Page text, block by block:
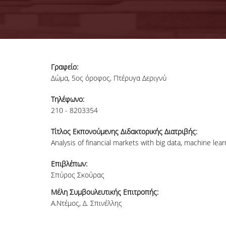
Γραφείο:
Δώμα, 5ος όροφος, Πτέρυγα Δεριγνύ
Τηλέφωνο:
210 - 8203354
Τίτλος Εκπονούμενης Διδακτορικής Διατριβής:
Analysis of financial markets with big data, machine
Επιβλέπων:
Σπύρος Σκούρας
Μέλη Συμβουλευτικής Επιτροπής:
Α.Ντέμος, Δ. Σπινέλλης